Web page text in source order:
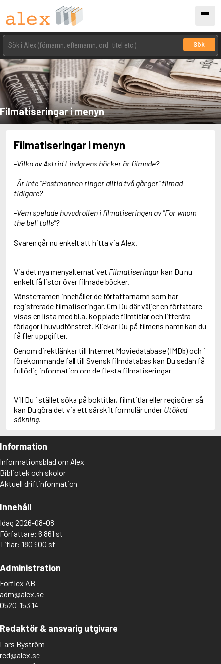
Sök
Filmatiseringar i menyn
Filmatiseringar i menyn
-Vilka av Astrid Lindgrens böcker är filmade?
-Är inte "Postmannen ringer alltid två gånger" filmad
tidigare?
-Vem spelade huvudrollen i filmatiseringen av "For whom
the bell tolls"?
Svaren går nu enkelt att hitta via Alex.
Via det nya menyalternativet Filmatiseringarkan Du nu
enkelt få listor över filmade böcker.
Vänsterramen innehåller de författarnamn som har
registrerade filmatiseringar. Om Du där väljer en författare
visas en lista med bl.a. kopplade filmtitlar och litterära
förlagor i huvudfönstret. Klickar Du på filmens namn kan du
få fler uppgifter.
Genom direktlänkar till Internet Moviedatabase (IMDb) och i
förekommande fall till Svensk filmdatabas kan Du sedan få
fullödig information om de flesta filmatiseringar.
Vill Du i stället söka på boktitlar, filmtitlar eller regisörer så
kan Du göra det via ett särskilt formulär under Utökad
sökning.
Information
Informationsblad om Alex
Bibliotek och skolor
Aktuell driftinformation
Innehåll
Idag 2026-08-08
Författare: 6 861 st
Titlar: 180 900 st
Administration
Forflex AB
adm@alex.se
0520-153 14
Redaktör & ansvarig utgivare
Lars Byström
red@alex.se